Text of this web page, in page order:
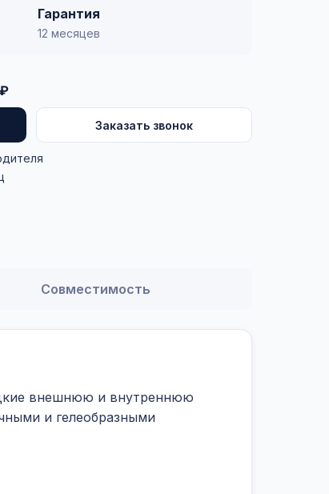
Гарантия
12 месяцев
Заказать звонок
Совместимость
внешнюю и внутреннюю
и гелеобразными